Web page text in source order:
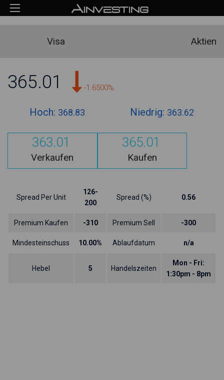
Visa Aktien
365.01 -1.6500%
Hoch: 368.83 Niedrig: 363.62
363.01
Verkaufen
365.01
Kaufen
Spread Per Unit
126-
200
Spread (%) 0.56
Premium Kaufen -310 Premium Sell -300
Mindesteinschuss 10.00% Ablaufdatum n/a
Hebel 5 Handelszeiten
Mon - Fri:
1:30pm - 8pm